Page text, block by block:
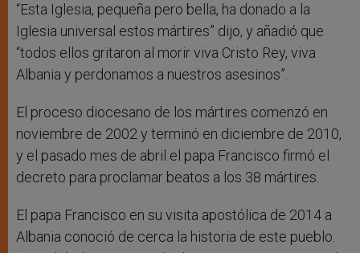
“Esta Iglesia, pequeña pero bella, ha donado a la
Iglesia universal estos mártires” dijo, y añadió que
“todos ellos gritaron al morir viva Cristo Rey, viva
Albania y perdonamos a nuestros asesinos”.
El proceso diocesano de los mártires comenzó en
noviembre de 2002 y terminó en diciembre de 2010,
y el pasado mes de abril el papa Francisco firmó el
decreto para proclamar beatos a los 38 mártires.
El papa Francisco en su visita apostólica de 2014 a
Albania conoció de cerca la historia de este pueblo.